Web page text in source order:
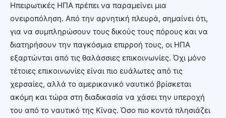
Ηπειρωτικές ΗΠΑ πρέπει να παραμείνει μια
ονειροπόληση. Από την αρνητική πλευρά, σημαίνει ότι,
για να συμπληρώσουν τους δικούς τους πόρους και να
διατηρήσουν την παγκόσμια επιρροή τους, οι ΗΠΑ
εξαρτώνται από τις θαλάσσιες επικοινωνίες. Όχι μόνο
τέτοιες επικοινωνίες είναι πιο ευάλωτες από τις
χερσαίες, αλλά το αμερικανικό ναυτικό βρίσκεται
ακόμη και τώρα στη διαδικασία να χάσει την υπεροχή
του από το ναυτικό της Κίνας. Όσο πιο κοντά πλησιάζει